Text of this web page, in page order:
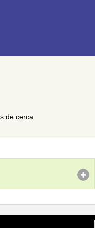
de cerca